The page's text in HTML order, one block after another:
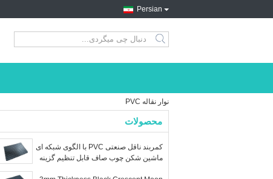
Persian
search
نوار نقاله PVC
محصولات
کمربند ناقل صنعتی PVC با الگوی شبکه ای
ماشین شکن چوب صاف قابل تنظیم گزینه